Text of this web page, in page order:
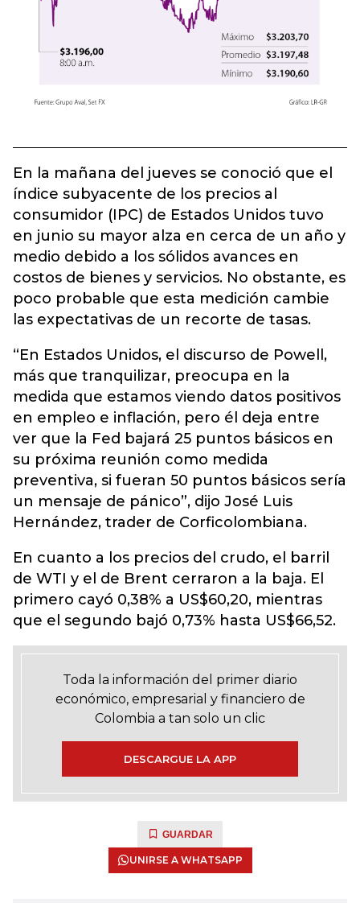
En la mañana del jueves se conoció que el
índice subyacente de los precios al
consumidor (IPC) de Estados Unidos tuvo
en junio su mayor alza en cerca de un año y
medio debido a los sólidos avances en
costos de bienes y servicios. No obstante, es
poco probable que esta medición cambie
las expectativas de un recorte de tasas.
“En Estados Unidos, el discurso de Powell,
más que tranquilizar, preocupa en la
medida que estamos viendo datos positivos
en empleo e inflación, pero él deja entre
ver que la Fed bajará 25 puntos básicos en
su próxima reunión como medida
preventiva, si fueran 50 puntos básicos sería
un mensaje de pánico”, dijo José Luis
Hernández, trader de Corficolombiana.
En cuanto a los precios del crudo, el barril
de WTI y el de Brent cerraron a la baja. El
primero cayó 0,38% a US$60,20, mientras
que el segundo bajó 0,73% hasta US$66,52.
Toda la información del primer diario
económico, empresarial y financiero de
Colombia a tan solo un clic
DESCARGUE LA APP
GUARDAR
UNIRSE A WHATSAPP